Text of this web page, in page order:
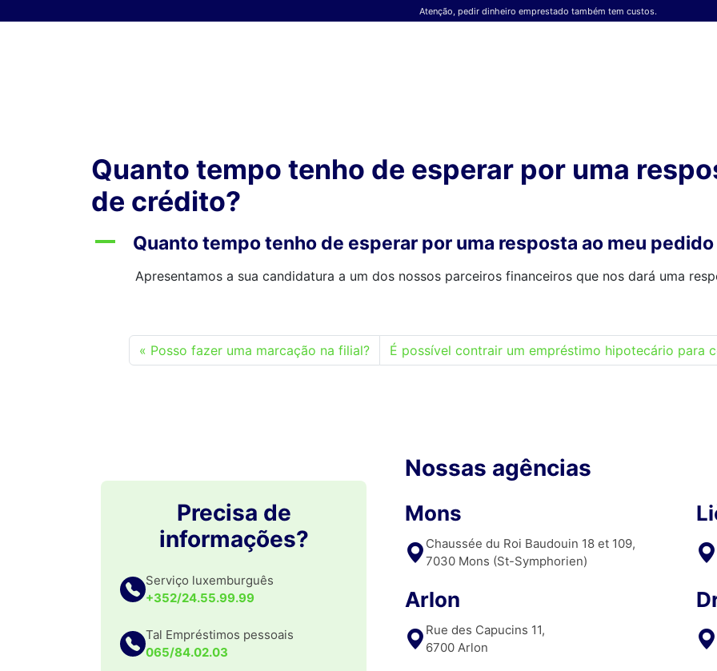
Atenção, pedir dinheiro emprestado também tem custos.
Quanto tempo tenho de esperar por uma
de crédito?
A Quanto tempo tenho de esperar por uma resposta ao meu
Apresentamos a sua candidatura a um dos nossos parceiros financeiros que nos dará uma
Posso fazer uma marcação na filial? É possível contrair um empréstimo hipotecário para
Precisa de
informações?
Serviço luxemburguês
+352/24.55.99.99
Tal Empréstimos pessoais
065/84.02.03
Nossas agências
Mons
Chaussée du Roi Baudouin 18 et 109,
7030 Mons (St-Symphorien)
Arlon
Rue des Capucins 11,
6700 Arlon